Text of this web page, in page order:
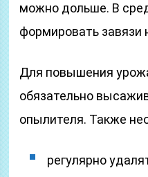
можно дольше. В
формировать завязи
Для повышения
обязательно
опылителя. Также
регулярно